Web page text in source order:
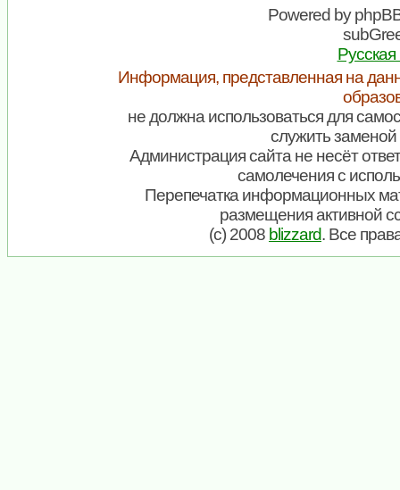
Powered by
Информация, представленная на
не должна использоваться для
служить заменой
Администрация сайта не несёт
самолечения с
Перепечатка информационных
размещения активной
(c) 2008 blizzard. Все